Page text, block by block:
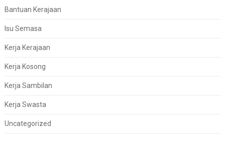
Bantuan Kerajaan
Isu Semasa
Kerja Kerajaan
Kerja Kosong
Kerja Sambilan
Kerja Swasta
Uncategorized